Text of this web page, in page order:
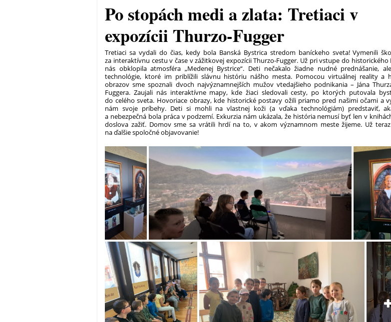
Po stopách medi a zlata: Tretiaci v
expozícii Thurzo-Fugger
Tretiaci sa vydali do čias, kedy bola Banská Bystrica stredom baníckeho sveta! Vymenili
za interaktívnu cestu v čase v zážitkovej expozícii Thurzo-Fugger. Už pri vstupe do historického
nás obklopila atmosféra „Medenej Bystrice“. Deti nečakalo žiadne nudné prednášanie,
technológie, ktoré im priblížili slávnu históriu nášho mesta. Pomocou virtuálnej reality a
obrazov sme spoznali dvoch najvýznamnejších mužov vtedajšieho podnikania – Jána
Fuggera. Zaujali nás interaktívne mapy, kde žiaci sledovali cesty, po ktorých putovala
do celého sveta. Hovoriace obrazy, kde historické postavy ožili priamo pred našimi očami a
nám svoje príbehy. Deti si mohli na vlastnej koži (a vďaka technológiám) predstaviť,
a nebezpečná bola práca v podzemí. Exkurzia nám ukázala, že história nemusí byť len v
doslova zažiť. Domov sme sa vrátili hrdí na to, v akom významnom meste žijeme. Už
na ďalšie spoločné objavovanie!